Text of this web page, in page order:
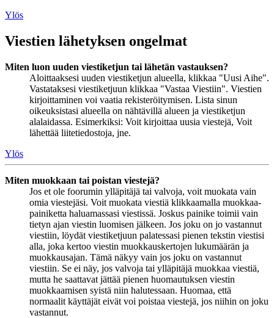
Ylös
Viestien lähetyksen ongelmat
Miten luon uuden viestiketjun tai lähetän vastauksen?
Aloittaaksesi uuden viestiketjun alueella, klikkaa "Uusi Aihe".
Vastataksesi viestiketjuun klikkaa "Vastaa Viestiin". Viestien
kirjoittaminen voi vaatia rekisteröitymisen. Lista sinun
oikeuksistasi alueella on nähtävillä alueen ja viestiketjun
alalaidassa. Esimerkiksi: Voit kirjoittaa uusia viestejä, Voit
lähettää liitetiedostoja, jne.
Ylös
Miten muokkaan tai poistan viestejä?
Jos et ole foorumin ylläpitäjä tai valvoja, voit muokata vain
omia viestejäsi. Voit muokata viestiä klikkaamalla muokkaa-
painiketta haluamassasi viestissä. Joskus painike toimii vain
tietyn ajan viestin luomisen jälkeen. Jos joku on jo vastannut
viestiin, löydät viestiketjuun palatessasi pienen tekstin viestisi
alla, joka kertoo viestin muokkauskertojen lukumäärän ja
muokkausajan. Tämä näkyy vain jos joku on vastannut
viestiin. Se ei näy, jos valvoja tai ylläpitäjä muokkaa viestiä,
mutta he saattavat jättää pienen huomautuksen viestin
muokkaamisen syistä niin halutessaan. Huomaa, että
normaalit käyttäjät eivät voi poistaa viestejä, jos niihin on joku
vastannut.